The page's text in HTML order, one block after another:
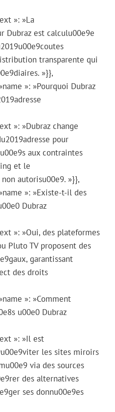
»: »La
Dubraz est calculu00e9e
transparente qui
»}},
»: »Pourquoi Dubraz
»: »Dubraz change
pour
aux contraintes
et le
autorisu00e9. »}},
»: »Existe-t-il des
Dubraz
»: »Oui, des plateformes
Pluto TV proposent des
garantissant
des droits
»: »Comment
u00e0 Dubraz
»: »Il est
les sites miroirs
via des sources
des alternatives
ses donnu00e9es